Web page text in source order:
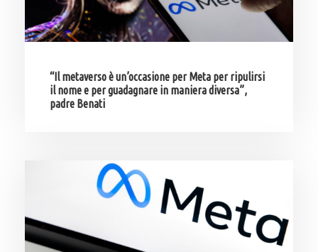
“Il metaverso è un’occasione per Meta per ripulirsi
il nome e per guadagnare in maniera diversa”,
padre Benati